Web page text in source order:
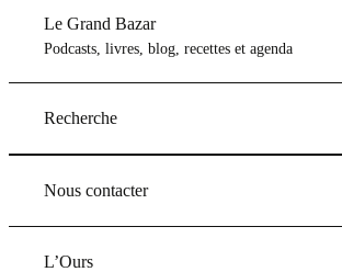
Le Grand Bazar
Podcasts, livres, blog, recettes et agenda
Recherche
Nous contacter
L’Ours